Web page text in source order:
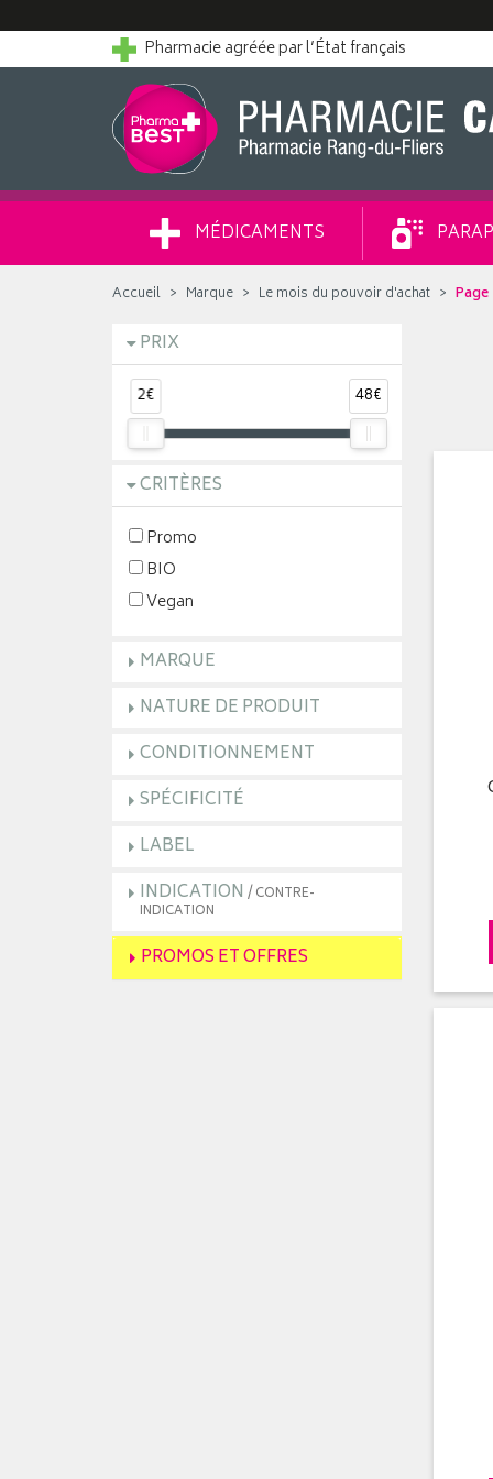
Pharmacie agréée par l’État français
MÉDICAMENTS
Accueil Marque Le mois du pouvoir d'achat Page
PRIX
2€ 48€
CRITÈRES
Promo
BIO
Vegan
MARQUE
NATURE DE PRODUIT
CONDITIONNEMENT
SPÉCIFICITÉ
LABEL
INDICATION / CONTRE-
INDICATION
PROMOS ET OFFRES